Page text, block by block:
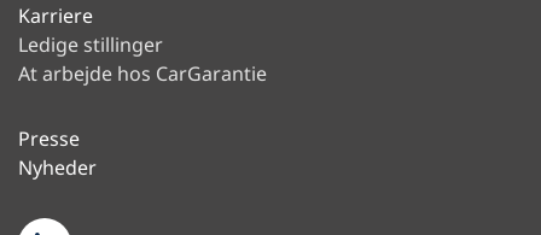
Karriere
Ledige stillinger
At arbejde hos CarGarantie
Presse
Nyheder